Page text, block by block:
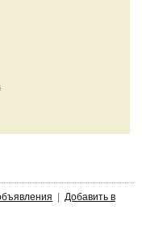
| Добавить в